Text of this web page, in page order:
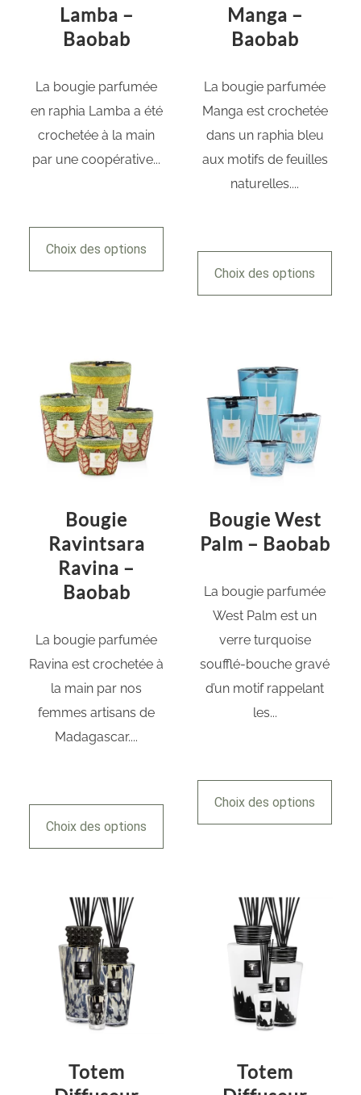
Lamba –
Baobab
La bougie parfumée
en raphia Lamba a été
crochetée à la main
par une coopérative...
Choix des options
Manga –
Baobab
La bougie parfumée
Manga est crochetée
dans un raphia bleu
aux motifs de feuilles
naturelles....
Choix des options
Bougie
Ravintsara
Ravina –
Baobab
La bougie parfumée
Ravina est crochetée à
la main par nos
femmes artisans de
Madagascar....
Choix des options
Bougie West
Palm – Baobab
La bougie parfumée
West Palm est un
verre turquoise
soufflé-bouche gravé
d’un motif rappelant
les...
Choix des options
Totem
Totem